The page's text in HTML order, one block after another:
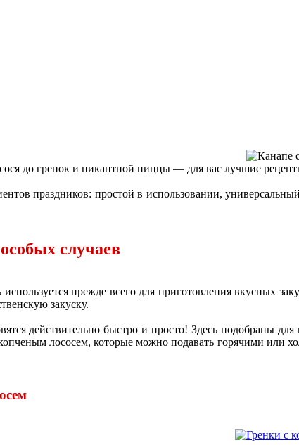
до гренок и пикантной пиццы — для вас лучшие
праздников: простой в использовании,
случаев
прежде всего для приготовления вкусных
закуску.
действительно быстро и просто! Здесь подобраны
лососем, которые можно подавать горячими или